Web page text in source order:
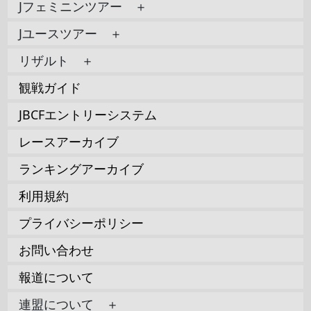
Jフェミニンツアー ＋
Jユースツアー ＋
リザルト ＋
観戦ガイド
JBCFエントリーシステム
レースアーカイブ
ランキングアーカイブ
利用規約
プライバシーポリシー
お問い合わせ
報道について
連盟について ＋